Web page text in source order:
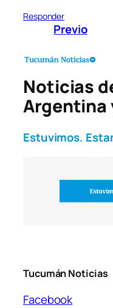
Responder
Previo
Noticias
Argentina
Estuvimos.
Tucumán Noticias
Facebook